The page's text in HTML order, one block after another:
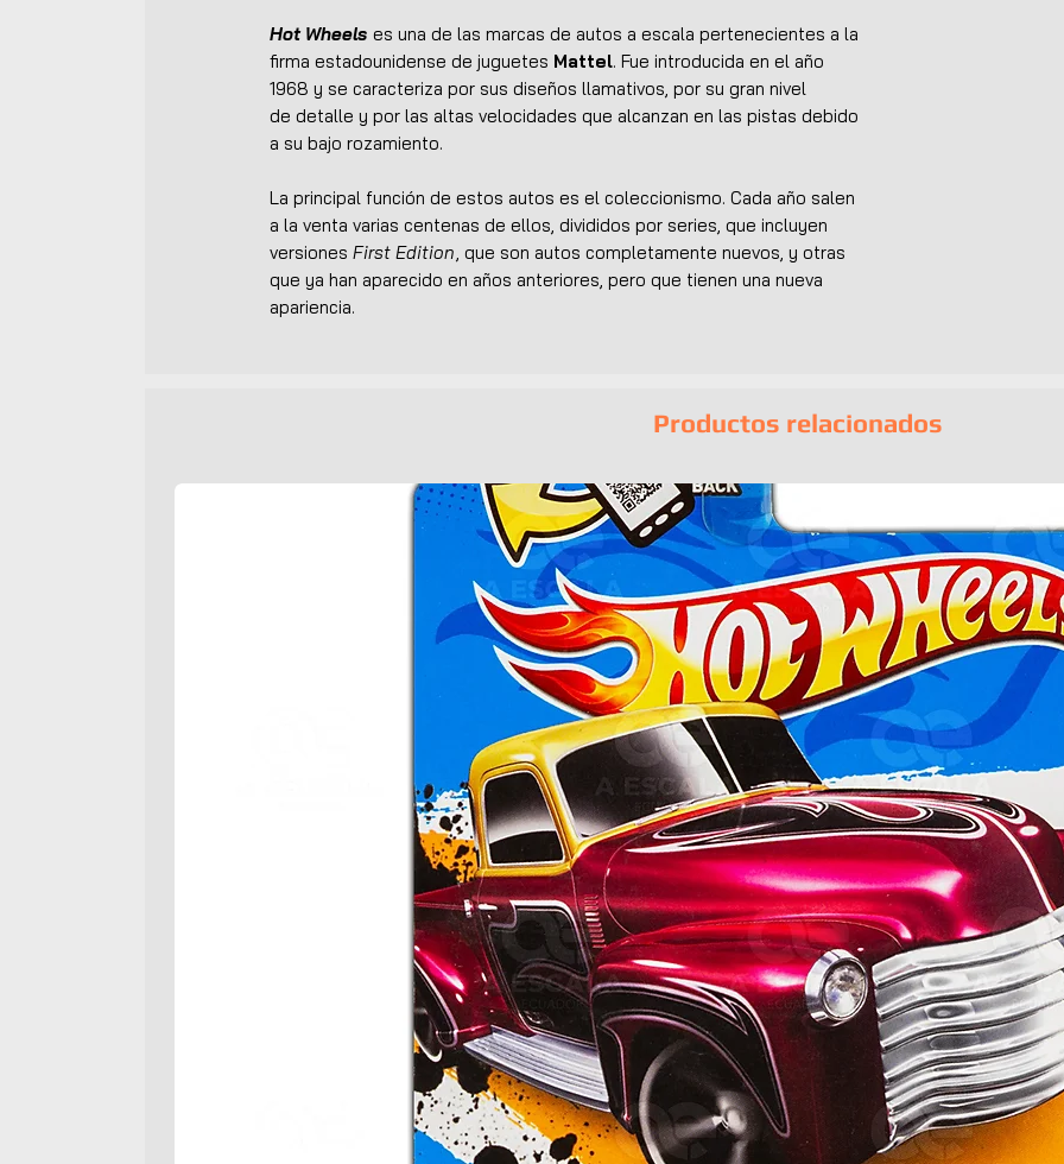
Hot Wheels es una de las marcas de autos a escala pertenecientes a la
firma estadounidense de juguetes Mattel. Fue introducida en el año
1968 y se caracteriza por sus diseños llamativos, por su gran nivel
de detalle y por las altas velocidades que alcanzan en las pistas debido
a su bajo rozamiento.
La principal función de estos autos es el coleccionismo. Cada año salen
a la venta varias centenas de ellos, divididos por series, que incluyen
versiones First Edition, que son autos completamente nuevos, y otras
que ya han aparecido en años anteriores, pero que tienen una nueva
apariencia.
Productos relacionados